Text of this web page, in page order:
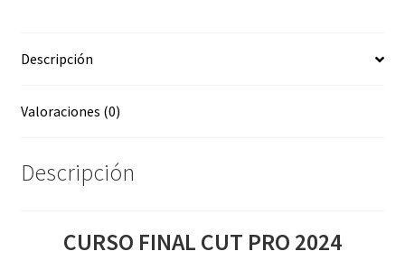
Descripción
Valoraciones (0)
Descripción
CURSO FINAL CUT PRO 2024